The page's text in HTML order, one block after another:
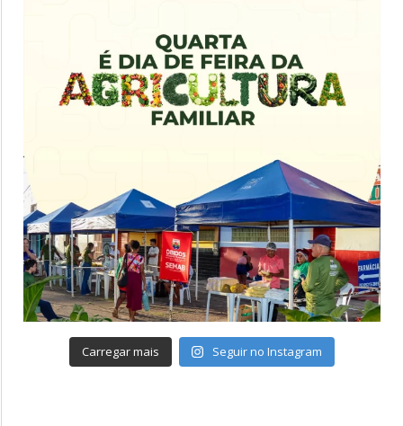
Carregar mais Seguir no Instagram